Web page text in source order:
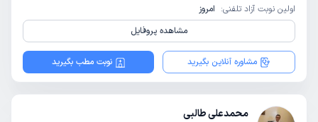
اولین نوبت آزاد تلفنی: امروز
مشاهده پروفایل
مشاوره آنلاین بگیرید نوبت مطب بگیرید
محمدعلی طالبی